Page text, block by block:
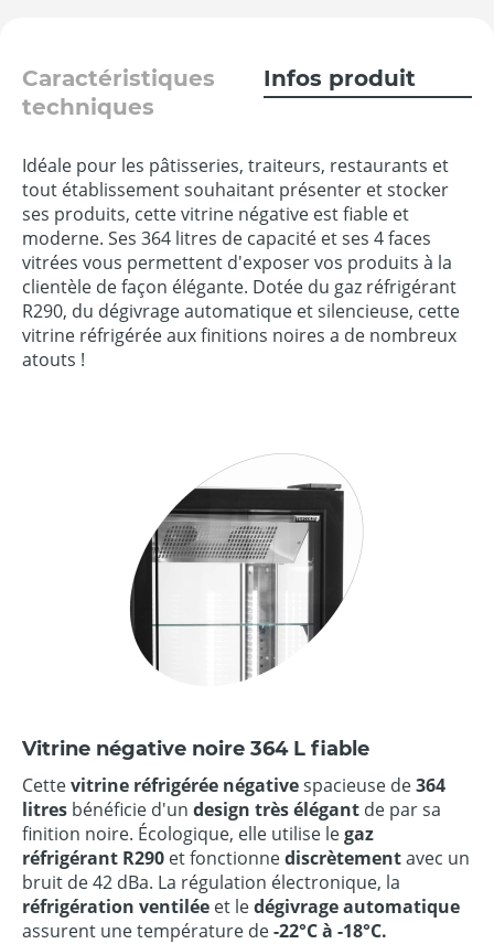
Caractéristiques
techniques
Infos produit
Idéale pour les pâtisseries, traiteurs, restaurants et
tout établissement souhaitant présenter et stocker
ses produits, cette vitrine négative est fiable et
moderne. Ses 364 litres de capacité et ses 4 faces
vitrées vous permettent d'exposer vos produits à la
clientèle de façon élégante. Dotée du gaz réfrigérant
R290, du dégivrage automatique et silencieuse, cette
vitrine réfrigérée aux finitions noires a de nombreux
atouts !
Vitrine négative noire 364 L fiable
Cettevitrine réfrigérée négativespacieuse de364
litres bénéficie d'un design très élégant de par sa
finition noire. Écologique, elle utilise legaz
réfrigérant R290 et fonctionnediscrètementavec un
bruit de 42 dBa. La régulation électronique, la
réfrigération ventilée et ledégivrage automatique
assurent une température de-22°C à -18°C.